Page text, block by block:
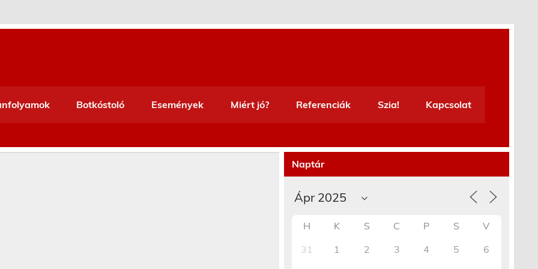
Botkóstoló Események Miért jó? Referenciák Szia! Kapcsolat
Naptár
H K S C P S
V
31
1 2 3 4 5 6